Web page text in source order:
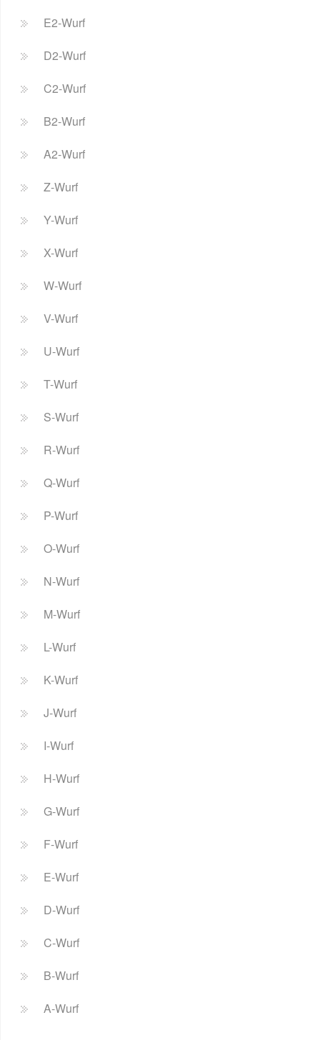
E2-Wurf
D2-Wurf
C2-Wurf
B2-Wurf
A2-Wurf
Z-Wurf
Y-Wurf
X-Wurf
W-Wurf
V-Wurf
U-Wurf
T-Wurf
S-Wurf
R-Wurf
Q-Wurf
P-Wurf
O-Wurf
N-Wurf
M-Wurf
L-Wurf
K-Wurf
J-Wurf
I-Wurf
H-Wurf
G-Wurf
F-Wurf
E-Wurf
D-Wurf
C-Wurf
B-Wurf
A-Wurf